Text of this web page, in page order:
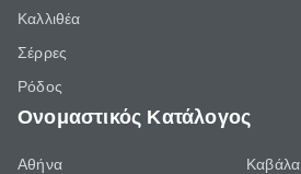
Καλλιθέα
Σέρρες
Ρόδος
Ονομαστικός Κατάλογος
Αθήνα
Καβάλα